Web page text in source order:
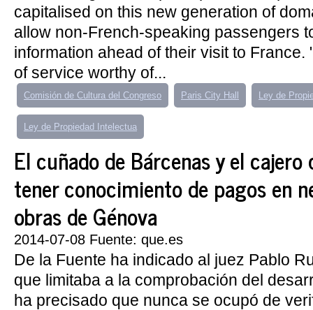
capitalised on this new generation of
allow non-French-speaking passengers
information ahead of their visit to France.
of service worthy of...
Comisión de Cultura del Congreso Paris City Hall Ley de
Ley de Propiedad Intelectua
El cuñado de Bárcenas y el cajero
tener conocimiento de pagos en
obras de Génova
2014-07-08 Fuente: que.es
De la Fuente ha indicado al juez Pablo
que limitaba a la comprobación del
ha precisado que nunca se ocupó de